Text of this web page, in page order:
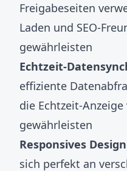
Freigabeseiten
Laden und SEO-
gewährleisten
Echtzeit-
effiziente
die Echtzeit-Anzeige
gewährleisten
Responsives Design
sich perfekt an